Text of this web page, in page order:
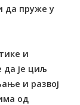
да пруже у
и
да је циљ
и развој
од